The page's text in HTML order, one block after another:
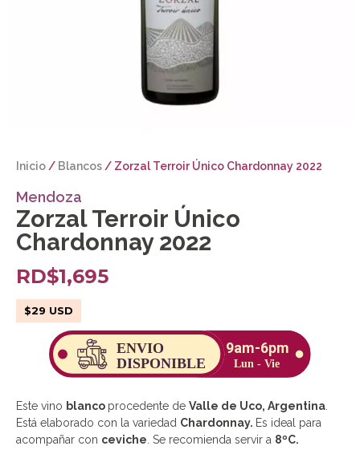
Inicio/ Blancos/ Zorzal Terroir Único Chardonnay 2022
Mendoza
Zorzal Terroir Único
Chardonnay 2022
RD$1,695
$29 USD
Este vino blanco procedente de Valle de Uco, Argentina
Está elaborado con la variedad Chardonnay. Es ideal para
acompañar con ceviche Se recomienda servir a 8ºC.